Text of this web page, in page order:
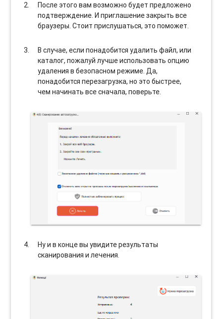
После этого вам возможно будет предложено
подтверждение. И приглашение закрыть все
браузеры. Стоит прислушаться, это поможет.
В случае, если понадобится удалить файл, или
каталог, пожалуй лучше использовать опцию
удаления в безопасном режиме. Да,
понадобится перезагрузка, но это быстрее,
чем начинать все сначала, поверьте.
Ну и в конце вы увидите результаты
сканирования и лечения.